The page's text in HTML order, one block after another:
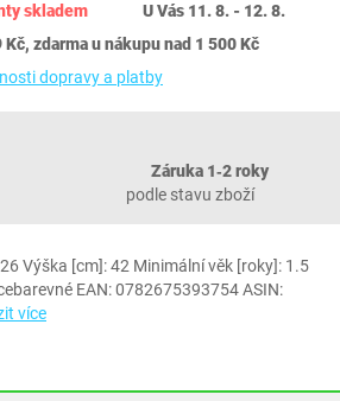
skladem
U Vás 11. 8. - 12. 8.
Kč, zdarma u nákupu nad 1 500 Kč
dopravy a platby
Záruka 1‐2 roky
podle stavu zboží
Výška [cm]: 42 Minimální věk [roky]: 1.5
EAN: 0782675393754 ASIN:
více